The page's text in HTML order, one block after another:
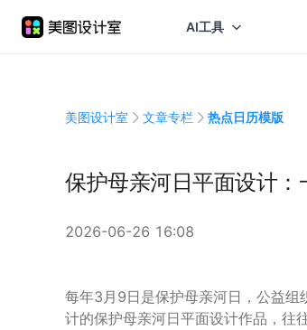
AI工具
美图设计室 文章专栏 热点日历模版
保护母亲河日平面设计
2026-06-26 16:08
每年3月9日是保护母亲河日，公益组
计的保护母亲河日平面设计作品，往